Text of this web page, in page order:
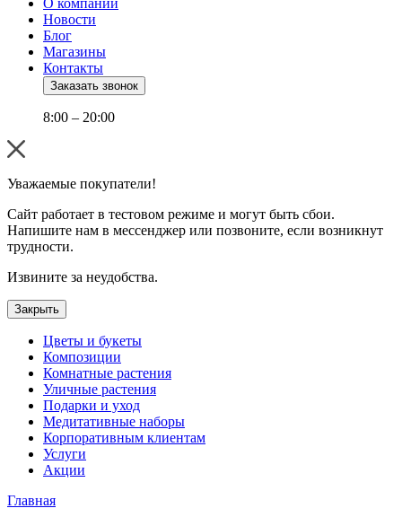
О компании
Новости
Блог
Магазины
Контакты
Заказать звонок
8:00 – 20:00
Уважаемые покупатели!
Сайт работает в тестовом режиме и могут быть сбои.
Напишите нам в мессенджер или позвоните, если возникнут
трудности.
Извините за неудобства.
Закрыть
Цветы и букеты
Композиции
Комнатные растения
Уличные растения
Подарки и уход
Медитативные наборы
Корпоративным клиентам
Услуги
Акции
Главная